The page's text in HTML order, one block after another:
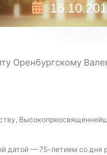
Оренбургскому
датой — 75-летием со дня